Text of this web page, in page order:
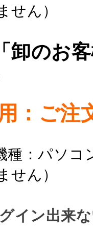
せん）
卸のお
：ご注
種：パソ
せん）
イン出来